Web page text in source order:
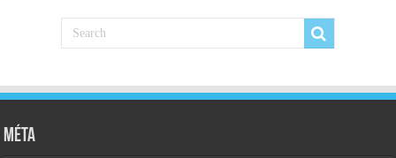
Méta